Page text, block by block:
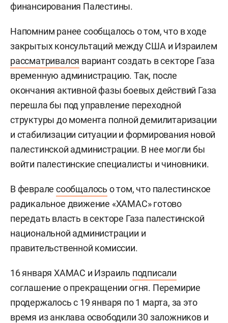
финансирования Палестины.
Напомним ранее сообщалось о том, что в ходе
закрытых консультаций между США и Израилем
рассматривался вариант создать в секторе Газа
временную администрацию. Так, после
окончания активной фазы боевых действий Газа
перешла бы под управление переходной
структуры до момента полной демилитаризации
и стабилизации ситуации и формирования новой
палестинской администрации. В нее могли бы
войти палестинские специалисты и чиновники.
В февралесообщалось о том, что палестинское
радикальное движение «ХАМАС» готово
передать власть в секторе Газа палестинской
национальной администрации и
правительственной комиссии.
16 января ХАМАС и Израиль подписали
соглашение о прекращении огня. Перемирие
продержалось с 19 января по 1 марта, за это
время из анклава освободили 30 заложников и